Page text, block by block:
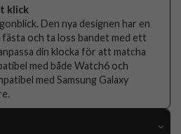
klick
Den nya designen har en
fästa och ta loss bandet med ett
din klocka för att matcha
med både Watch6 och
med Samsung Galaxy